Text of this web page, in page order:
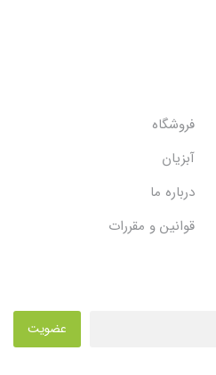
فروشگاه
آبزیان
درباره ما
قوانین و مقررات
عضویت